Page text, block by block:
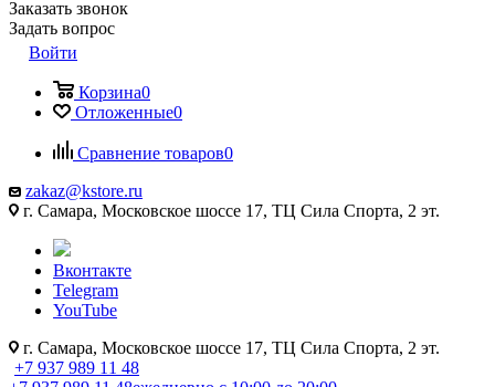
Заказать звонок
Задать вопрос
Войти
Корзина0
Отложенные0
Сравнение товаров0
zakaz@kstore.ru
г. Самара, Московское шоссе 17, ТЦ Сила Спорта, 2 эт.
Вконтакте
Telegram
YouTube
г. Самара, Московское шоссе 17, ТЦ Сила Спорта, 2 эт.
+7 937 989 11 48